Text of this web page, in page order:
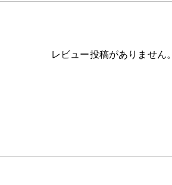
レビュー投稿がありません。